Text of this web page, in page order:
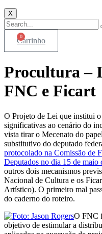
X
0
Carrinho
Procultura –
FNC e Ficart
O Projeto de Lei que institui
significativas ao cenário do
vista tirar o Mecenato do
substitutivo do deputado
protocolado na Comissão de
Deputados no dia 15 de maio
outros dois mecanismos
Nacional de Cultura e os
Artístico). O primeiro mal
do caderno do roteiro.
O FNC
objetivo de estimular a